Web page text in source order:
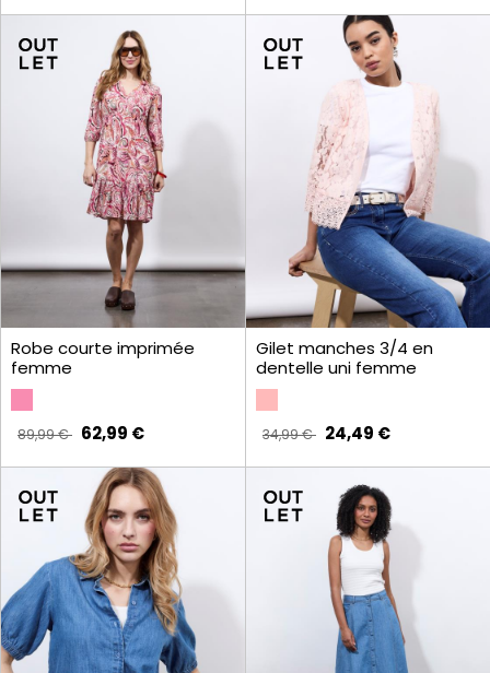
Robe courte imprimée
femme
89,99 € 62,99 €
Gilet manches 3/4 en
dentelle uni femme
34,99 € 24,49 €